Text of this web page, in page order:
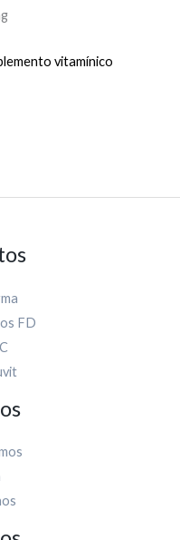
vitamínico
FD